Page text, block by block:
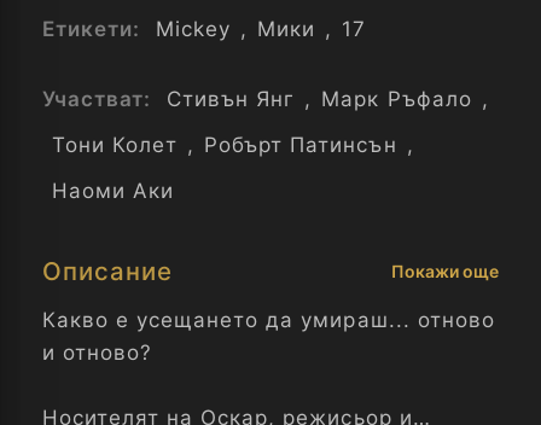
Етикети:
Mickey , Мики , 17
Участват: Стивън Янг , Марк Ръфало ,
Тони Колет , Робърт Патинсън ,
Наоми Аки
Описание Покажи още
Какво е усещането да умираш... отново
и отново?
Носителят на Оскар, режисьор и